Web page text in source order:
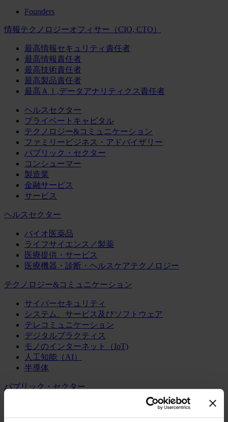
Founders
情報テクノロジーオフィサー（CIO, CTO）
最高情報セキュリティ責任者
最高情報責任者
最高技術責任者
最高製品責任者
最高ＡＩ,データアナリティクス責任者
ヘルスセクター
プライベートキャピタル
テクノロジー&コミュニケーション
ファミリービジネス・アドバイザリー
パブリック・セクター
コンシューマー
製造業
金融サービス
サービス
ヘルスセクター
バイオ医薬品
ライフサイエンス／製薬
医療提供・サービス
医療機器・診断・ヘルスケアテクノロジー
テクノロジー&コミュニケーション
サイバーセキュリティ
システム、サービス及びソフトウェア
テレコミュニケーション
デジタルプラクティス
モノのインターネット（IoT)
人工知能（AI）
半導体
パブリック・セクター
パブリック・アドミニストレーション
パブリック・インフラ